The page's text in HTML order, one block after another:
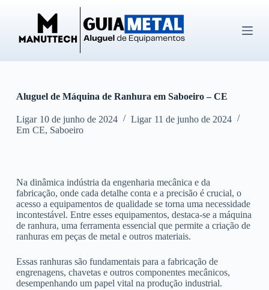
o
d
o
Aluguel de Máquina de Ranhura em Saboeiro – CE
Ligar 10 de junho de 2024 Ligar 11 de junho de 2024
Em CE, Saboeiro
Na dinâmica indústria da engenharia mecânica e da
fabricação, onde cada detalhe conta e a precisão é crucial, o
acesso a equipamentos de qualidade se torna uma necessidade
incontestável. Entre esses equipamentos, destaca-se a máquina
de ranhura, uma ferramenta essencial que permite a criação de
ranhuras em peças de metal e outros materiais.
Essas ranhuras são fundamentais para a fabricação de
engrenagens, chavetas e outros componentes mecânicos,
desempenhando um papel vital na produção industrial.